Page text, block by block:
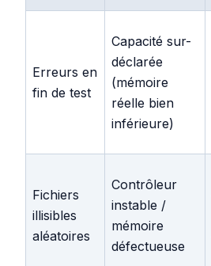
Erreurs en
fin de test
Capacité sur-
déclarée
(mémoire
réelle bien
inférieure)
Fichiers
illisibles
aléatoires
Contrôleur
instable /
mémoire
défectueuse